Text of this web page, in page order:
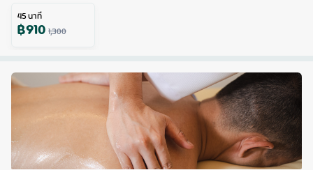
45นาที
฿9101,300